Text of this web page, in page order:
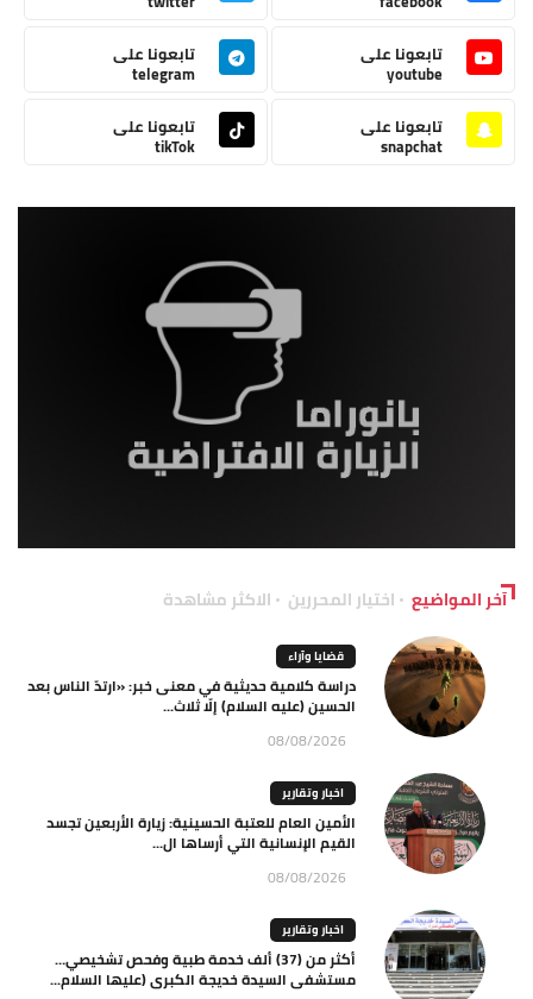
تابعونا على
youtube
تابعونا على
telegram
تابعونا على
snapchat
تابعونا على
tikTok
آخر المواضيع اختيار المحررين الاكثر مشاهدة
قضايا وآراء
دراسة كلامية حديثية في معنى خبر: «ارتدّ الناس بعد
الحسين (عليه السلام) إلّا ثلاث...
08/08/2026
اخبار وتقارير
الأمين العام للعتبة الحسينية: زيارة الأربعين تجسد
القيم الإنسانية التي أرساها ال...
08/08/2026
اخبار وتقارير
أكثر من (37) ألف خدمة طبية وفحص تشخيصي…
مستشفى السيدة خديجة الكبرى (عليها السلام...